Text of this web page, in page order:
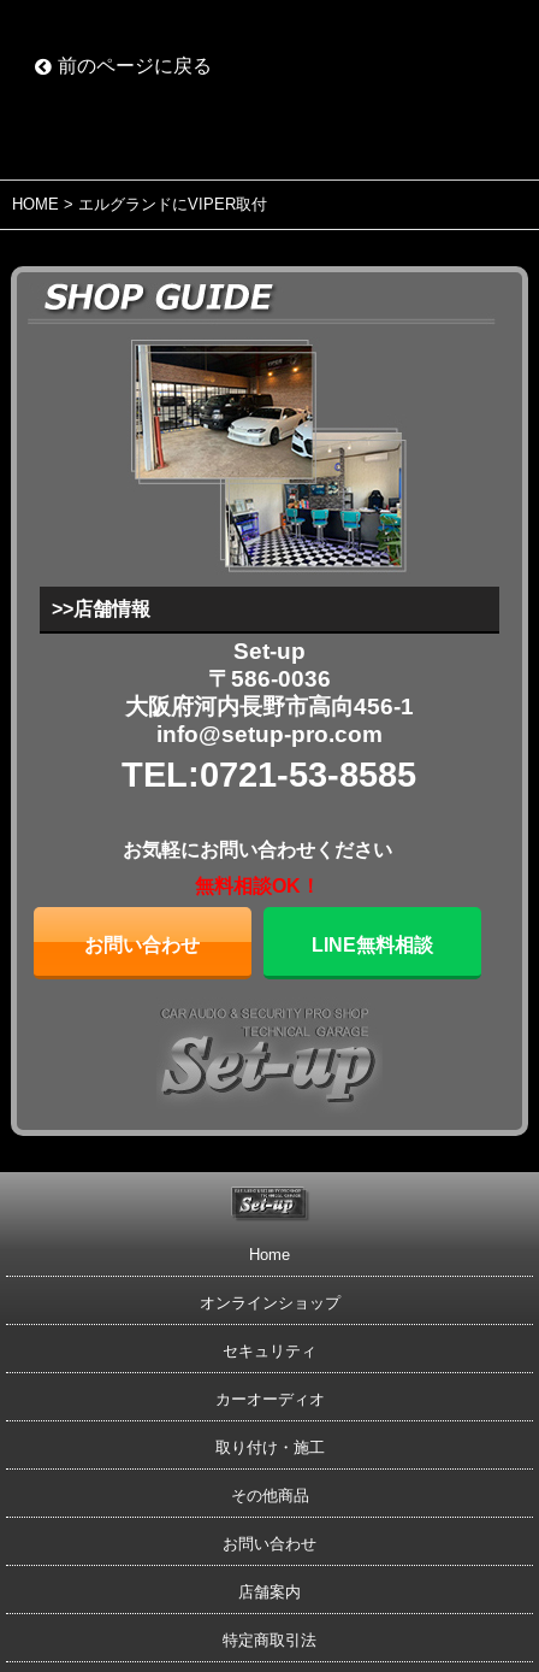
前のページに戻る
HOME > エルグランドにVIPER取付
>>店舗情報
Set-up
〒586-0036
大阪府河内長野市高向456-1
info@setup-pro.com
TEL:0721-53-8585
お気軽にお問い合わせください
無料相談OK！
お問い合わせ LINE無料相談
Home
オンラインショップ
セキュリティ
カーオーディオ
取り付け・施工
その他商品
お問い合わせ
店舗案内
特定商取引法